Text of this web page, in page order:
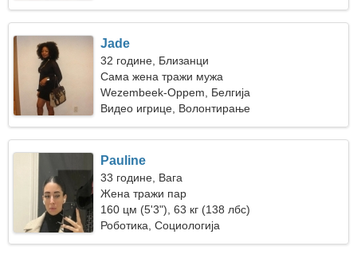
Jade
32 године, Близанци
Сама жена тражи мужа
Wezembeek-Oppem, Белгија
Видео игрице, Волонтирање
Pauline
33 године, Вага
Жена тражи пар
160 цм (5'3"), 63 кг (138 лбс)
Роботика, Социологија